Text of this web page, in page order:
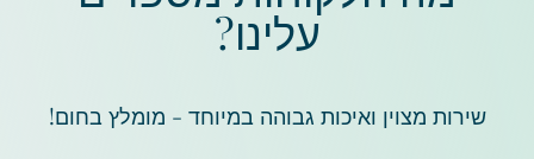
עלינו?
שירות מצוין ואיכות גבוהה במיוחד - מומלץ בחום!